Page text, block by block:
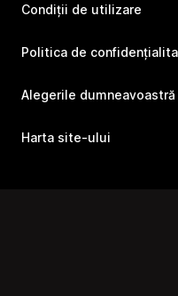
Condiții de utilizare
Politica de
Alegerile
Harta site-ului